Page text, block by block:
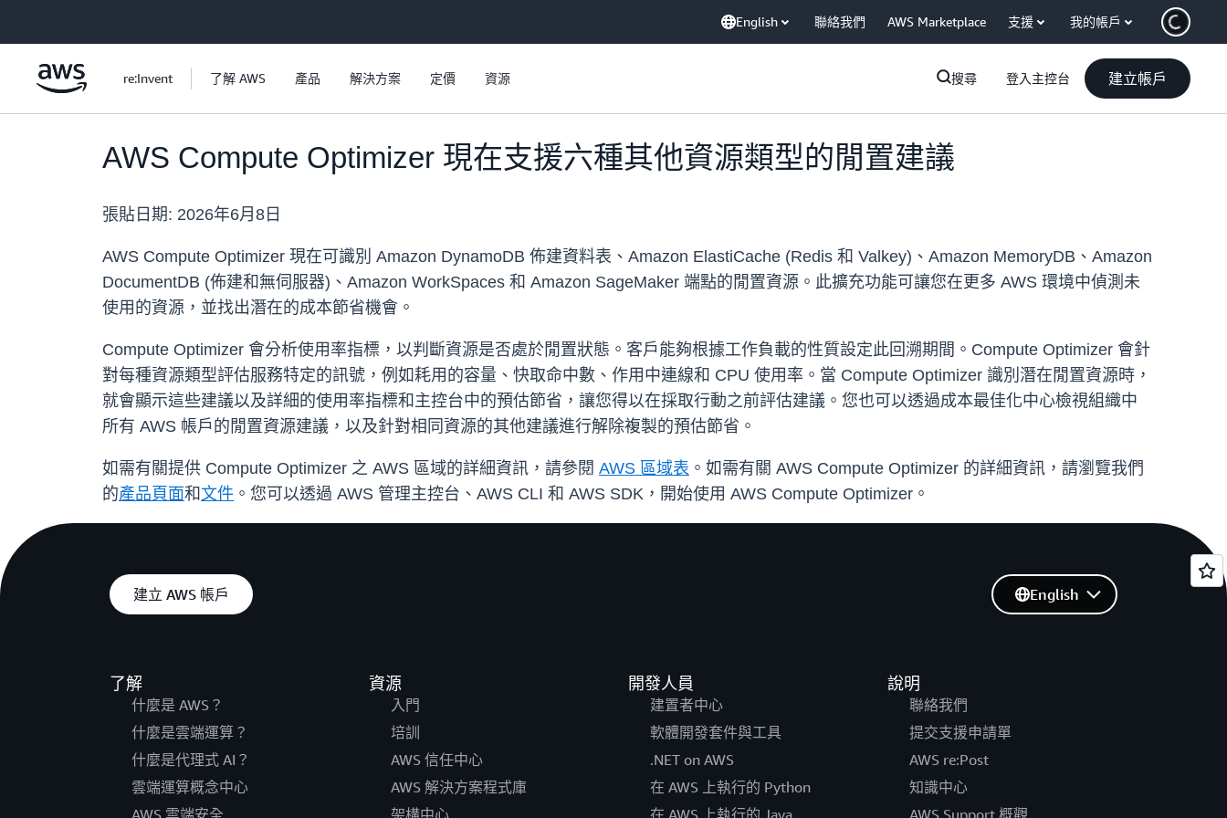
English 聯絡我們 AWS Marketplace 支援 我的帳戶
re:Invent 了解 AWS 產品 解決方案 定價 資源 搜尋 登入主控台 建立帳戶
AWS Compute Optimizer 現在支援六種其他資源類型的閒置建議
張貼日期: 2026年6月8日
AWS Compute Optimizer 現在可識別 Amazon DynamoDB 佈建資料表、Amazon ElastiCache (Redis 和 Valkey)、Amazon MemoryDB、Amazon
DocumentDB (佈建和無伺服器)、Amazon WorkSpaces 和 Amazon SageMaker 端點的閒置資源。此擴充功能可讓您在更多 AWS 環境中偵測未
使用的資源，並找出潛在的成本節省機會。
Compute Optimizer 會分析使用率指標，以判斷資源是否處於閒置狀態。客戶能夠根據工作負載的性質設定此回溯期間。Compute Optimizer 會針
對每種資源類型評估服務特定的訊號，例如耗用的容量、快取命中數、作用中連線和 CPU 使用率。當 Compute Optimizer 識別潛在閒置資源時，
就會顯示這些建議以及詳細的使用率指標和主控台中的預估節省，讓您得以在採取行動之前評估建議。您也可以透過成本最佳化中心檢視組織中
所有 AWS 帳戶的閒置資源建議，以及針對相同資源的其他建議進行解除複製的預估節省。
如需有關提供 Compute Optimizer 之 AWS 區域的詳細資訊，請參閱 AWS 區域表 。如需有關 AWS Compute Optimizer 的詳細資訊，請瀏覽我們
的產品頁面和文件 。您可以透過 AWS 管理主控台、AWS CLI 和 AWS SDK，開始使用 AWS Compute Optimizer。
建立 AWS 帳戶
了解
什麼是 AWS？
什麼是雲端運算？
什麼是代理式 AI？
雲端運算概念中心
資源
入門
培訓
AWS 信任中心
AWS 解決方案程式庫
開發人員
建置者中心
軟體開發套件與工具
.NET on AWS
在 AWS 上執行的 Python
說明
聯絡我們
提交支援申請單
AWS re:Post
知識中心
English